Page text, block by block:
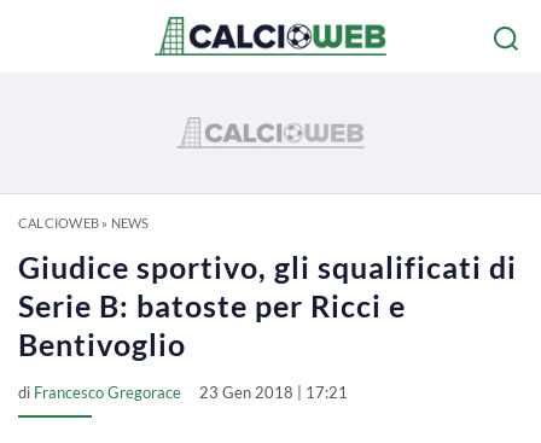
CALCIOWEB» NEWS
Giudice sportivo, gli squalificati di
Serie B: batoste per Ricci e
Bentivoglio
di Francesco Gregorace 23 Gen 2018 | 17:21